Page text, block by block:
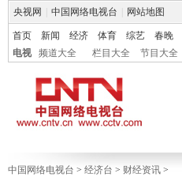
央视网 中国网络电视台 网站地图
首页 新闻 经济 体育 综艺 春晚
电视
频道大全 栏目大全 节目大全
中国网络电视台 > 经济台 > 财经资讯 >